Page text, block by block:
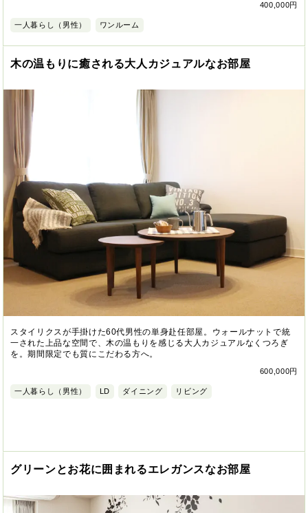
400,000円
一人暮らし（男性） ワンルーム
木の温もりに癒される大人カジュアルなお部屋
スタイリクスが手掛けた60代男性の単身赴任部屋。ウォールナットで統
一された上品な空間で、木の温もりを感じる大人カジュアルなくつろぎ
を。期間限定でも質にこだわる方へ。
600,000円
一人暮らし（男性） LD ダイニング リビング
グリーンとお花に囲まれるエレガンスなお部屋